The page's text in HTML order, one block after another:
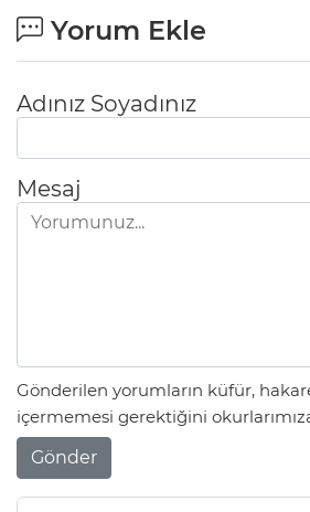
Yorum Ekle
Adınız Soyadınız
Mesaj
Gönderilen yorumların küfür,
içermemesi gerektiğini
Gönder